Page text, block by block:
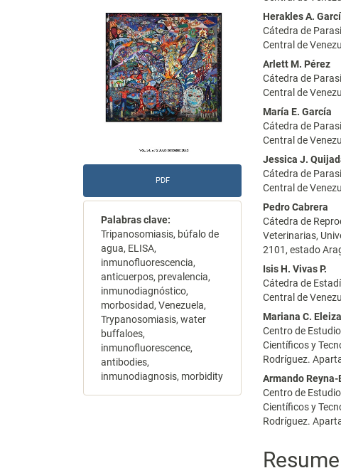
del
artículo
PDF
Palabras clave:
Tripanosomiasis, búfalo de
agua, ELISA,
inmunofluorescencia,
anticuerpos, prevalencia,
inmunodiagnóstico,
morbosidad, Venezuela,
Trypanosomiasis, water
buffaloes,
inmunofluorescence,
antibodies,
inmunodiagnosis, morbidity
del
artículo
Herakles A.
Cátedra de
Central de
Arlett M. Pérez
Cátedra de
Central de
María E. García
Cátedra de
Central de
Jessica J.
Cátedra de
Central de
Pedro Cabrera
Cátedra de
Veterinarias,
2101, estado
Isis H. Vivas P.
Cátedra de
Central de
Mariana C.
Centro de
Científicos y
Rodríguez.
Armando
Centro de
Científicos y
Rodríguez.